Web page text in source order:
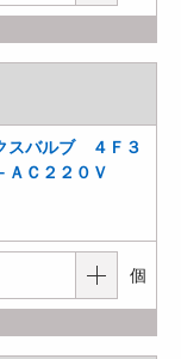
スバルブ ４Ｆ３
ＡＣ２２０Ｖ
個